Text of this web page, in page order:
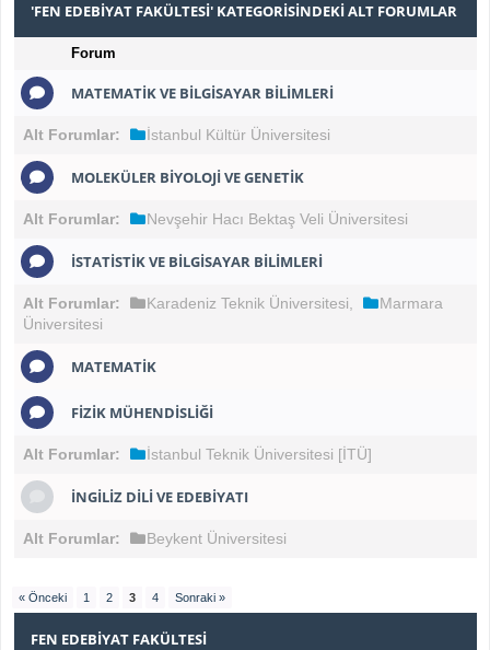
'FEN EDEBIYAT FAKÜLTESI' KATEGORISINDEKI ALT FORUMLAR
Forum
MATEMATIK VE BILGISAYAR BILIMLERI
Alt Forumlar: İstanbul Kültür Üniversitesi
MOLEKÜLER BIYOLOJI VE GENETIK
Alt Forumlar: Nevşehir Hacı Bektaş Veli Üniversitesi
İSTATISTIK VE BILGISAYAR BILIMLERI
Alt Forumlar: Karadeniz Teknik Üniversitesi
Marmara
Üniversitesi
MATEMATIK
FIZIK MÜHENDISLIĞI
Alt Forumlar: İstanbul Teknik Üniversitesi [İTÜ]
İNGILIZ DILI VE EDEBIYATI
Alt Forumlar: Beykent Üniversitesi
« Önceki 1 2 3 4 Sonraki »
FEN EDEBIYAT FAKÜLTESI